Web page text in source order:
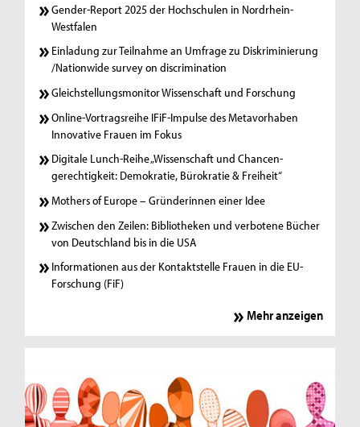
Gender-Report 2025 der Hochschulen in Nordrhein-
Westfalen
Einladung zur Teilnahme an Umfrage zu Diskriminierung
/Nationwide survey on discrimination
Gleichstellungsmonitor Wissenschaft und Forschung
Online-Vortragsreihe IFiF-Impulse des Metavorhaben
Innovative Frauen im Fokus
Digitale Lunch-Reihe „Wissenschaft und Chancen-
gerechtigkeit: Demokratie, Bürokratie & Freiheit“
Mothers of Europe – Gründerinnen einer Idee
Zwischen den Zeilen: Bibliotheken und verbotene Bücher
von Deutschland bis in die USA
Informationen aus der Kontaktstelle Frauen in die EU-
Forschung (FiF)
Mehr anzeigen